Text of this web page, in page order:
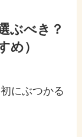
ぶべき？
め）
にぶつかる